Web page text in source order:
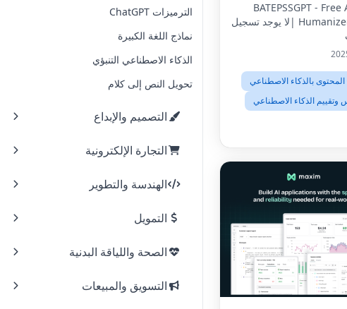
الترميزات ChatGPT
نماذج اللغة الكبيرة
الذكاء الاصطناعي التنبؤي
تحويل النص إلى كلام
التصميم والإبداع
التجارة الإلكترونية
الهندسة والتطوير
التمويل
الصحة واللياقة البدنية
التسويق والمبيعات
BATEPSSGPT - Free
Humanizer 2025 |لا يوجد تسجيل
بالذكاء الاصطناعي
وتقييم الذكاء الاصطناعي